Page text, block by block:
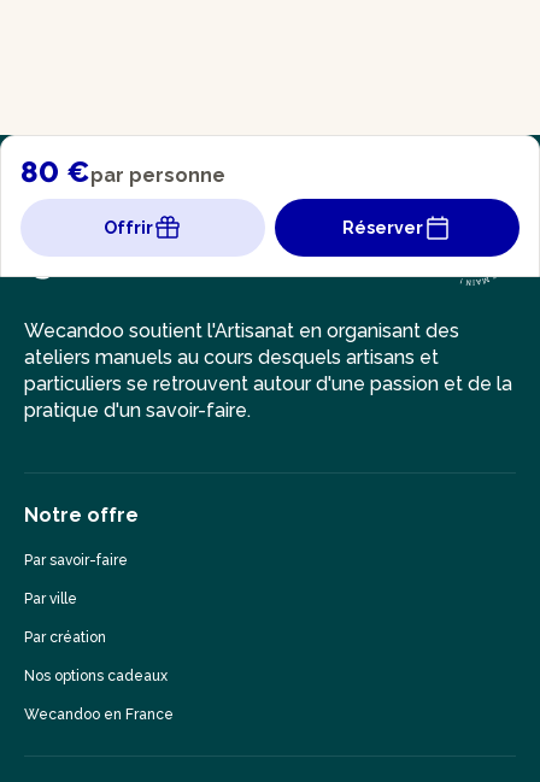
80 €par personne
Offrir Réserver
Wecandoo soutient l'Artisanat en organisant des
ateliers manuels au cours desquels artisans et
particuliers se retrouvent autour d'une passion et de la
pratique d'un savoir-faire.
Notre offre
Par savoir-faire
Par ville
Par création
Nos options cadeaux
Wecandoo en France